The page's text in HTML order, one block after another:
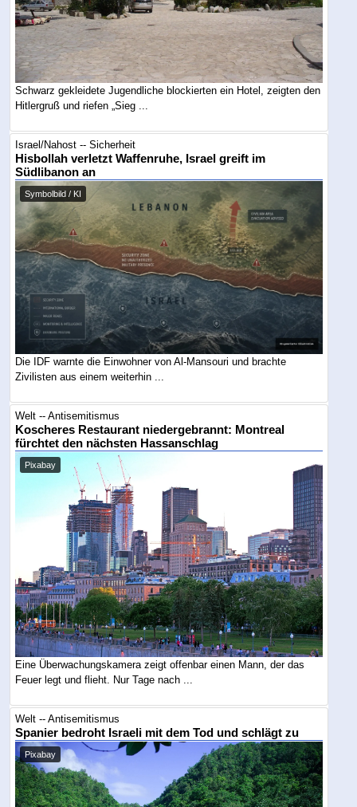
Schwarz gekleidete Jugendliche blockierten ein Hotel, zeigten den
Hitlergruß und riefen „Sieg ...
Israel/Nahost -- Sicherheit
Hisbollah verletzt Waffenruhe, Israel greift im
Südlibanon an
Symbolbild / KI
Die IDF warnte die Einwohner von Al-Mansouri und brachte
Zivilisten aus einem weiterhin ...
Welt -- Antisemitismus
Koscheres Restaurant niedergebrannt: Montreal
fürchtet den nächsten Hassanschlag
Pixabay
Eine Überwachungskamera zeigt offenbar einen Mann, der das
Feuer legt und flieht. Nur Tage nach ...
Welt -- Antisemitismus
Spanier bedroht Israeli mit dem Tod und schlägt zu
Pixabay